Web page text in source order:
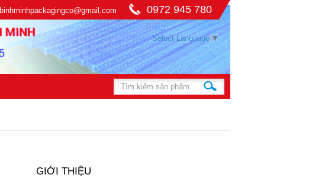
binhminhpackagingco@gmail.com 0972 945 780
Select Language ▼
GIỚI THIỆU